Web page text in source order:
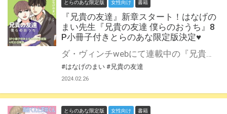
とらのあな限定版 女性向け 書籍
『兄貴の友達』新章スタート！はなげの
まい先生『兄貴の友達 僕らのおうち』8
P小冊子付きとらのあな限定版決定♥
#はなげのまい #兄貴の友達
2024.02.26
とらのあな限定版 女性向け 書籍